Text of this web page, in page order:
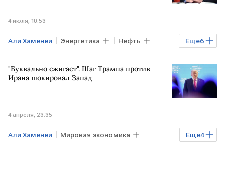
4 июля, 10:53
Еще6
Али Хаменеи Энергетика Нефть
Бизнес ИРАН БЛИЖНИЙ ВОСТОК
РФ Дмитрий Медведев
"Буквально сжигает". Шаг Трампа против
Ирана шокировал Запад
4 апреля, 23:35
Еще4
Али Хаменеи Мировая экономика
ИРАН США Тегеран